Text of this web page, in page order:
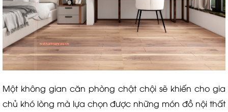
Một không gian căn phòng chật chội sẽ khiến cho gia
chủ khó lòng mà lựa chọn được những món đồ nội thất